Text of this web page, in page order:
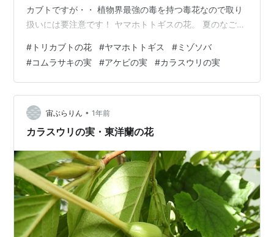
カブトですが・・ 植物界最強の毒を持つ毒花なので取り
扱いには要注意です！ ヤマホトトギスの花。 夏のなごり
いたコムラサキの実。 アケビの実。 カラスウリの赤い
実。
# トリカブトの花 #ヤマホトトギス #ミゾソバ
#コムラサキの実 #アケビの実 #カラスウリの実
宙ぶらりん • 1年前
カラスウリの実・東洋蘭の花